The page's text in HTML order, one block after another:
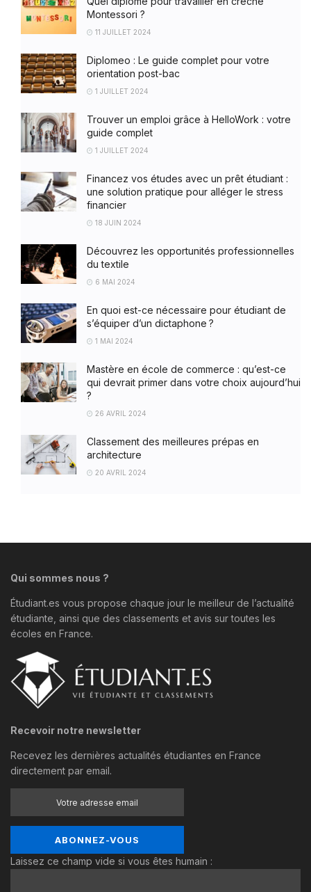
Montessori ?
11 JUILLET 2024
Diplomeo : Le guide complet pour votre
orientation post-bac
1 JUILLET 2024
Trouver un emploi grâce à HelloWork : votre
guide complet
1 JUILLET 2024
Financez vos études avec un prêt étudiant :
une solution pratique pour alléger le stress
financier
18 JUIN 2024
Découvrez les opportunités professionnelles
du textile
6 MAI 2024
En quoi est-ce nécessaire pour étudiant de
s’équiper d’un dictaphone ?
1 MAI 2024
Mastère en école de commerce : qu’est-ce
qui devrait primer dans votre choix aujourd’hui
?
26 AVRIL 2024
Classement des meilleures prépas en
architecture
20 AVRIL 2024
Qui sommes nous ?
Étudiant.es vous propose chaque jour le meilleur de l’actualité
étudiante, ainsi que des classements et avis sur toutes les
écoles en France.
Recevoir notre newsletter
Recevez les dernières actualités étudiantes en France
directement par email.
Laissez ce champ vide si vous êtes humain :